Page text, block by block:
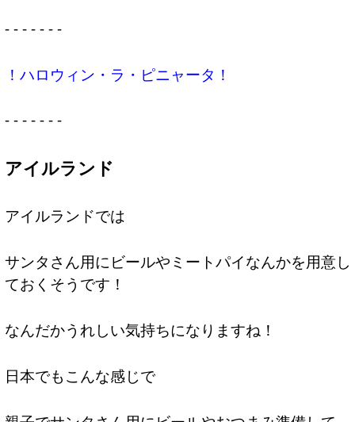
- - - - - - -
！ハロウィン・ラ・ピニャータ！
- - - - - - -
アイルランド
アイルランドでは
サンタさん用にビールやミートパイなんかを用意し
ておくそうです！
なんだかうれしい気持ちになりますね！
日本でもこんな感じで